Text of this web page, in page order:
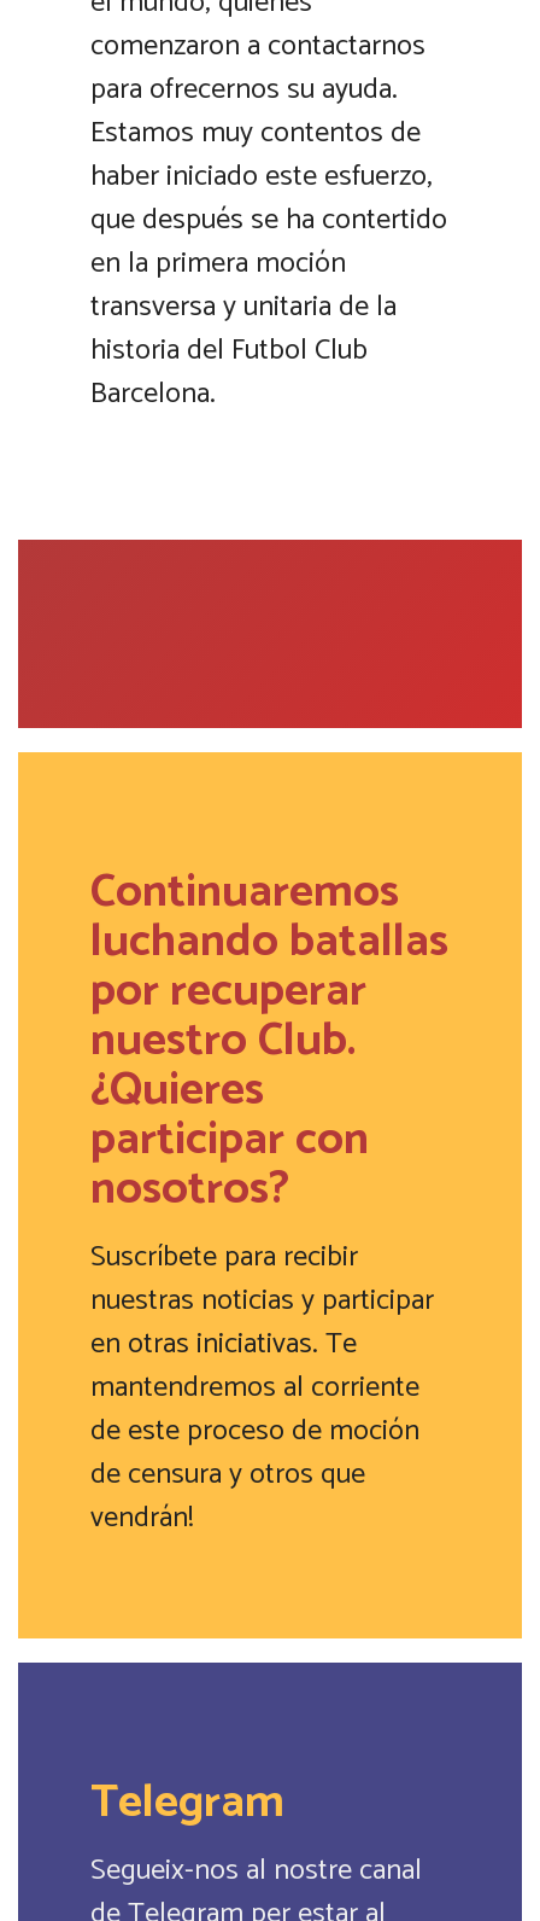
comenzaron a contactarnos
para ofrecernos su ayuda.
Estamos muy contentos de
haber iniciado este esfuerzo,
que después se ha contertido
en la primera moción
transversa y unitaria de la
historia del Futbol Club
Barcelona.
Continuaremos
luchando batallas
por recuperar
nuestro Club.
¿Quieres
participar con
nosotros?
Suscríbete para recibir
nuestras noticias y participar
en otras iniciativas. Te
mantendremos al corriente
de este proceso de moción
de censura y otros que
vendrán!
Telegram
Segueix-nos al nostre canal